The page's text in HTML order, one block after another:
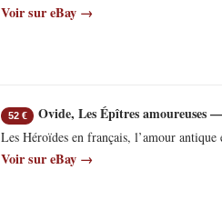
Voir sur eBay →
52 € Ovide, Les Épîtres amoureuses
Les Héroïdes en français, l’amour antique
Voir sur eBay →